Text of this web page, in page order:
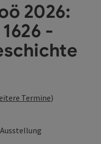
2026:
-
Termine)